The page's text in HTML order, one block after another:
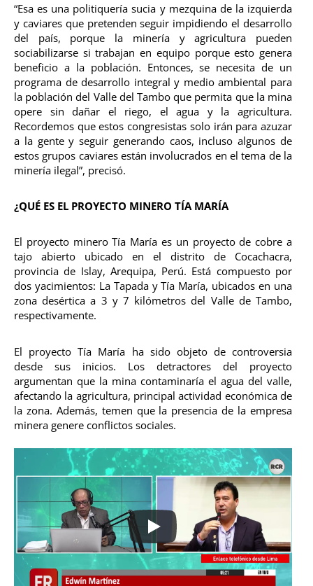
“Esa es una politiquería sucia y mezquina de la izquierda
y caviares que pretenden seguir impidiendo el desarrollo
del país, porque la minería y agricultura pueden
sociabilizarse si trabajan en equipo porque esto genera
beneficio a la población. Entonces, se necesita de un
programa de desarrollo integral y medio ambiental para
la población del Valle del Tambo que permita que la mina
opere sin dañar el riego, el agua y la agricultura.
Recordemos que estos congresistas solo irán para azuzar
a la gente y seguir generando caos, incluso algunos de
estos grupos caviares están involucrados en el tema de la
minería ilegal”, precisó.
¿QUÉ ES EL PROYECTO MINERO TÍA MARÍA
El proyecto minero Tía María es un proyecto de cobre a
tajo abierto ubicado en el distrito de Cocachacra,
provincia de Islay, Arequipa, Perú. Está compuesto por
dos yacimientos: La Tapada y Tía María, ubicados en una
zona desértica a 3 y 7 kilómetros del Valle de Tambo,
respectivamente.
El proyecto Tía María ha sido objeto de controversia
desde sus inicios. Los detractores del proyecto
argumentan que la mina contaminaría el agua del valle,
afectando la agricultura, principal actividad económica de
la zona. Además, temen que la presencia de la empresa
minera genere conflictos sociales.